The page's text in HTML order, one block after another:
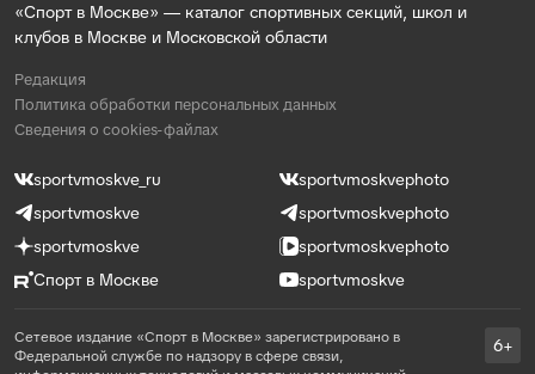
«Спорт в Москве» — каталог спортивных секций, школ и
клубов в Москве и Московской области
Редакция
Политика обработки персональных данных
Сведения о cookies-файлах
sportvmoskve_ru
sportvmoskvephoto
sportvmoskve
sportvmoskvephoto
sportvmoskve
sportvmoskvephoto
Спорт в Москве
sportvmoskve
Сетевое издание «Спорт в Москве» зарегистрировано в
Федеральной службе по надзору в сфере связи,
6+